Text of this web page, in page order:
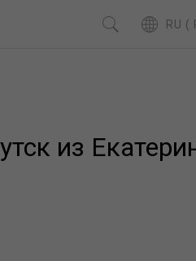
из